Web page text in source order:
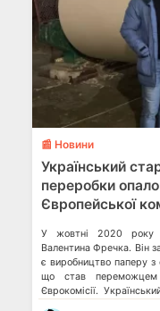
📰 Новини
Український
переробки
Європейської
У жовтні 2020 року
Валентина Фречка. Він
є виробництво паперу з
що став
Єврокомісії.